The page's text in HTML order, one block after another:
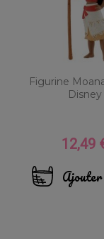
Figurine
Disney
Prix
12,49
Ajouter